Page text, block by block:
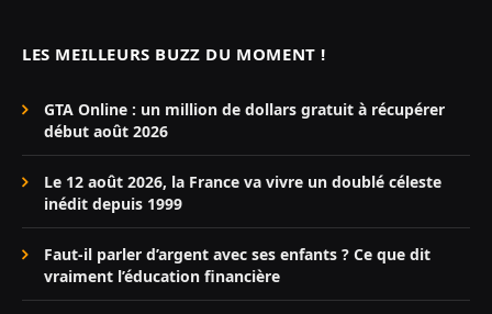
LES MEILLEURS BUZZ DU MOMENT !
GTA Online : un million de dollars gratuit à récupérer
début août 2026
Le 12 août 2026, la France va vivre un doublé céleste
inédit depuis 1999
Faut-il parler d’argent avec ses enfants ? Ce que dit
vraiment l’éducation financière